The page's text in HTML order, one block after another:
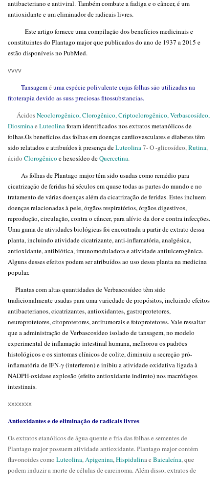
antibacteriano e antiviral. Também combate a fadiga e o câncer, é um
antioxidante e um eliminador de radicais livres.
Este artigo fornece uma compilação dos benefícios medicinais e
constituintes do Plantago major que publicados do ano de 1937 a 2015 e
estão disponíveis no PubMed.
vvvv
Tansagemé uma espécie polivalente cujas folhas são utilizadas na
fitoterapia devido as suss preciosas fitossubstancias.
ÁcidosNeoclorogênico,Clorogênico,Criptoclorogênico, Verbascosídeo,
DiosminaeLuteolinaforam identificados nos extratos metanólicos de
folhas.Os benefícios das folhas em doenças cardiovasculares e diabetes têm
sido relatados e atribuídos à presença deLuteolina7- O -glicosídeo,Rutina,
ácidoClorogênicoe hexosídeo deQuercetina.
As folhas de Plantago major têm sido usadas como remédio para
cicatrização de feridas há séculos em quase todas as partes do mundo e no
tratamento de várias doenças além da cicatrização de feridas. Estes incluem
doenças relacionadas à pele, órgãos respiratórios, órgãos digestivos,
reprodução, circulação, contra o câncer, para alívio da dor e contra infecções.
Uma gama de atividades biológicas foi encontrada a partir de extrato dessa
planta, incluindo atividade cicatrizante, anti-inflamatória, analgésica,
antioxidante, antibiótica, imunomoduladora e atividade antiulcerogênica.
Alguns desses efeitos podem ser atribuídos ao uso dessa planta na medicina
popular.
Plantas com altas quantidades de Verbascosídeo têm sido
tradicionalmente usadas para uma variedade de propósitos, incluindo efeitos
antibacterianos, cicatrizantes, antioxidantes, gastroprotetores,
neuroprotetores, citoprotetores, antitumorais e fotoprotetores. Vale ressaltar
que a administração de Verbascosídeo isolado de tansagem, no modelo
experimental de inflamação intestinal humana, melhorou os padrões
histológicos e os sintomas clínicos de colite, diminuiu a secreção pró-
inflamatória de IFN-γ (interferon) e inibiu a atividade oxidativa ligada à
NADPH-oxidase explosão (efeito antioxidante indireto) nos macrófagos
intestinais.
xxxxxxx
Antioxidantes e de eliminação de radicais livres
Os extratos etanólicos de água quente e fria das folhas e sementes de
Plantago major possuem atividade antioxidante. Plantago major contém
flavonoides comoLuteolina,Apigenina,Hispidulina eBaicaleína, que
podem induzir a morte de células de carcinoma. Além disso, extratos de